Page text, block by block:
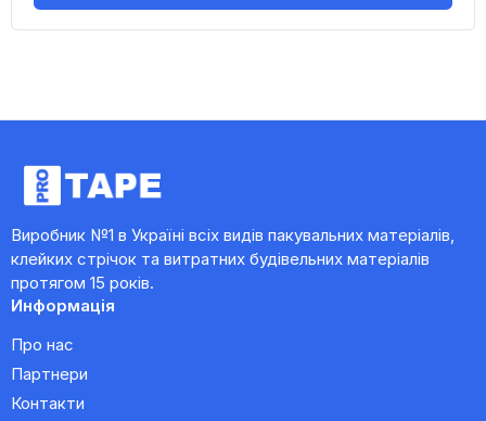
Виробник №1 в Україні всіх видів пакувальних матеріалів,
клейких стрічок та витратних будівельних матеріалів
протягом 15 років.
Информація
Про нас
Партнери
Контакти